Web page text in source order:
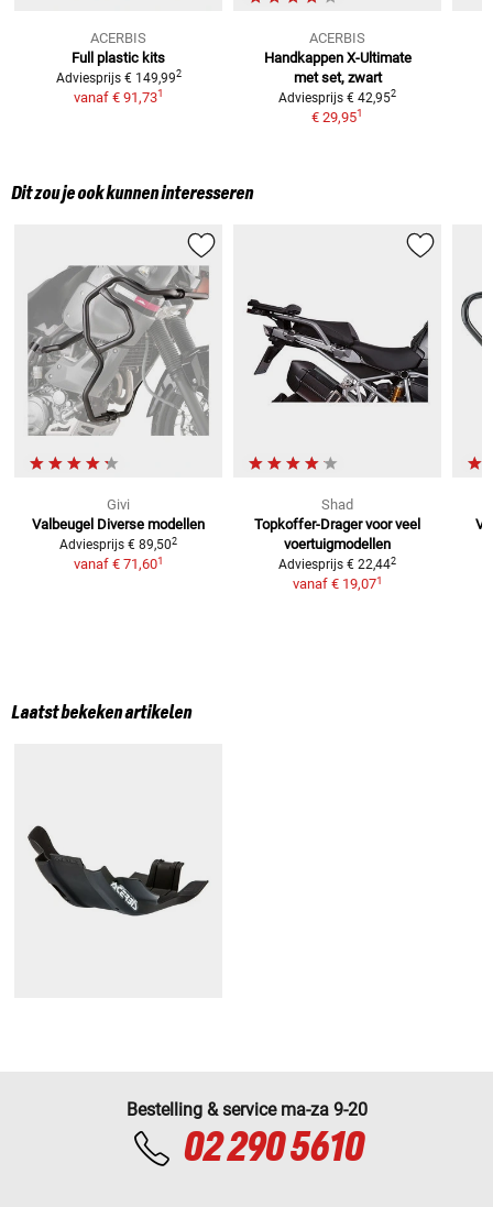
ACERBIS
Full plastic kits
Adviesprijs € 149,992
vanaf € 91,731
ACERBIS
Handkappen X-Ultimate
met set, zwart
Adviesprijs € 42,952
€ 29,951
Dit zou je ook kunnen interesseren
Givi
Valbeugel Diverse modellen
Adviesprijs € 89,502
vanaf € 71,601
Shad
Topkoffer-Drager voor veel
voertuigmodellen
Adviesprijs € 22,442
vanaf € 19,071
Laatst bekeken artikelen
Bestelling & service ma-za 9-20
02 290 5610